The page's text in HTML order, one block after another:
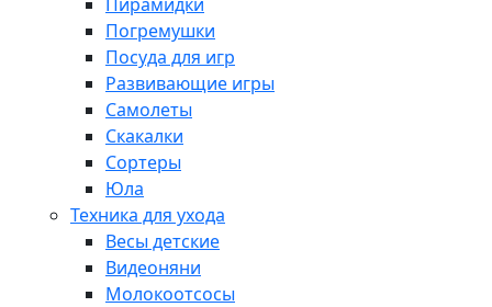
Погремушки
Посуда для игр
Развивающие игры
Самолеты
Скакалки
Сортеры
Юла
Техника для ухода
Весы детские
Видеоняни
Молокоотсосы